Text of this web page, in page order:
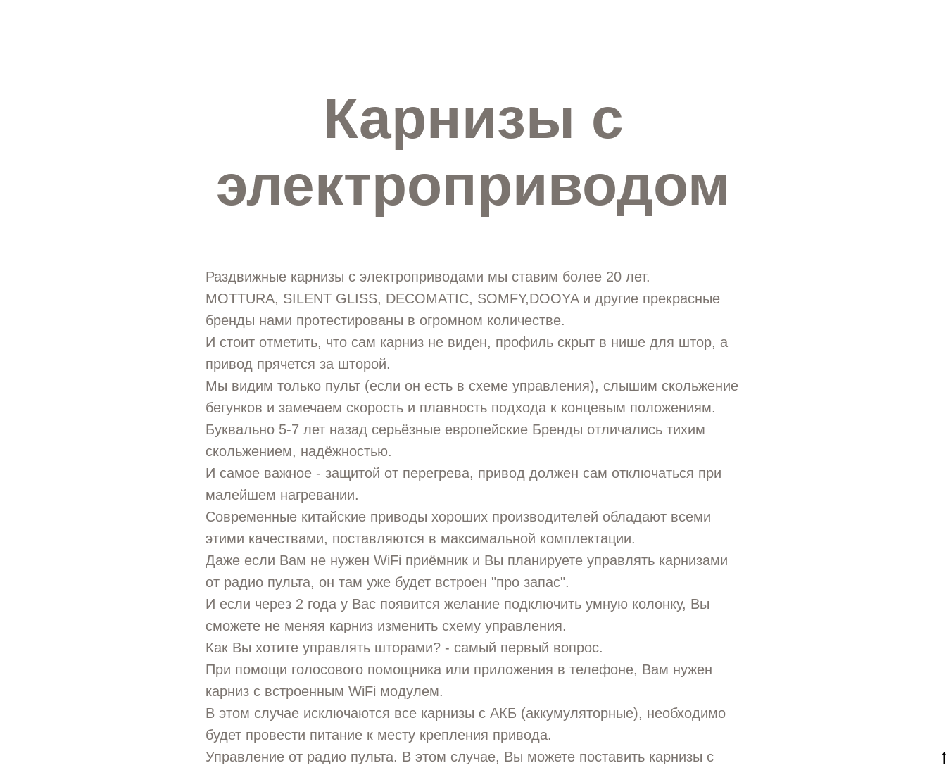
Карнизы с
электроприводом
Раздвижные карнизы с электроприводами мы ставим более 20 лет.
MOTTURA, SILENT GLISS, DECOMATIC, SOMFY,DOOYA и другие прекрасные
бренды нами протестированы в огромном количестве.
И стоит отметить, что сам карниз не виден, профиль скрыт в нише для штор, а
привод прячется за шторой.
Мы видим только пульт (если он есть в схеме управления), слышим скольжение
бегунков и замечаем скорость и плавность подхода к концевым положениям.
Буквально 5-7 лет назад серьёзные европейские Бренды отличались тихим
скольжением, надёжностью.
И самое важное - защитой от перегрева, привод должен сам отключаться при
малейшем нагревании.
Современные китайские приводы хороших производителей обладают всеми
этими качествами, поставляются в максимальной комплектации.
Даже если Вам не нужен WiFi приёмник и Вы планируете управлять карнизами
от радио пульта, он там уже будет встроен "про запас".
И если через 2 года у Вас появится желание подключить умную колонку, Вы
сможете не меняя карниз изменить схему управления.
Как Вы хотите управлять шторами? - самый первый вопрос.
При помощи голосового помощника или приложения в телефоне, Вам нужен
карниз с встроенным WiFi модулем.
В этом случае исключаются все карнизы с АКБ (аккумуляторные), необходимо
будет провести питание к месту крепления привода.
Управление от радио пульта. В этом случае, Вы можете поставить карнизы с